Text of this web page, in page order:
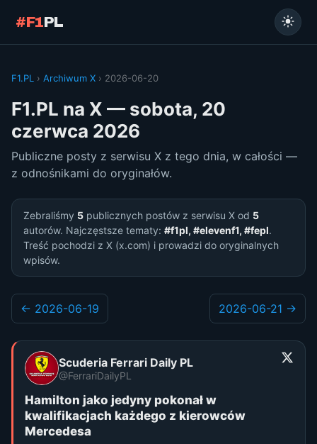
#F1PL
F1.PL › Archiwum X › 2026-06-20
F1.PL na X — sobota, 20
czerwca 2026
Publiczne posty z serwisu X z tego dnia, w całości —
z odnośnikami do oryginałów.
Zebraliśmy 5 publicznych postów z serwisu X od 5
autorów. Najczęstsze tematy: #f1pl, #elevenf1, #fepl.
Treść pochodzi z X (x.com) i prowadzi do oryginalnych
wpisów.
← 2026-06-19 2026-06-21 →
Scuderia Ferrari Daily PL
@FerrariDailyPL
Hamilton jako jedyny pokonał w
kwalifikacjach każdego z kierowców
Mercedesa